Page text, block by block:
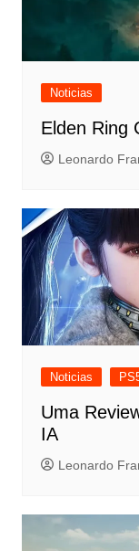
Noticias
Elden Ring
Leonardo
Noticias
Uma
IA
Leonardo